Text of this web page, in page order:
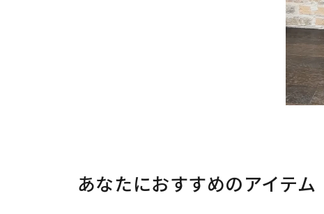
あなたにおすすめのアイテム